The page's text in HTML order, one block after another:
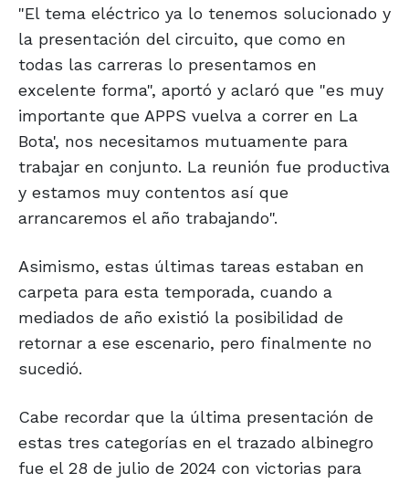
"El tema eléctrico ya lo tenemos solucionado y
la presentación del circuito, que como en
todas las carreras lo presentamos en
excelente forma", aportó y aclaró que "es muy
importante que APPS vuelva a correr en La
Bota', nos necesitamos mutuamente para
trabajar en conjunto. La reunión fue productiva
y estamos muy contentos así que
arrancaremos el año trabajando".
Asimismo, estas últimas tareas estaban en
carpeta para esta temporada, cuando a
mediados de año existió la posibilidad de
retornar a ese escenario, pero finalmente no
sucedió.
Cabe recordar que la última presentación de
estas tres categorías en el trazado albinegro
fue el 28 de julio de 2024 con victorias para